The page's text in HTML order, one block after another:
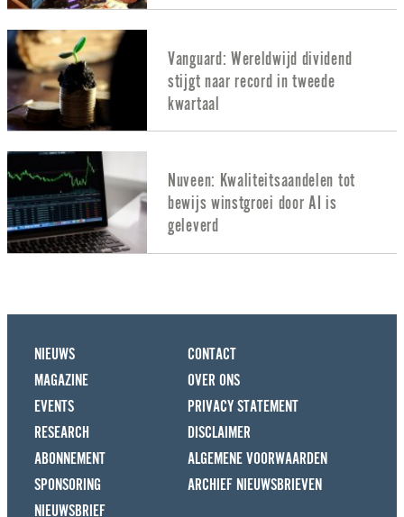
Vanguard: Wereldwijd dividend
stijgt naar record in tweede
kwartaal
Nuveen: Kwaliteitsaandelen tot
bewijs winstgroei door AI is
geleverd
NIEUWS
MAGAZINE
EVENTS
RESEARCH
ABONNEMENT
SPONSORING
CONTACT
OVER ONS
PRIVACY STATEMENT
DISCLAIMER
ALGEMENE VOORWAARDEN
ARCHIEF NIEUWSBRIEVEN
NIEUWSBRIEF